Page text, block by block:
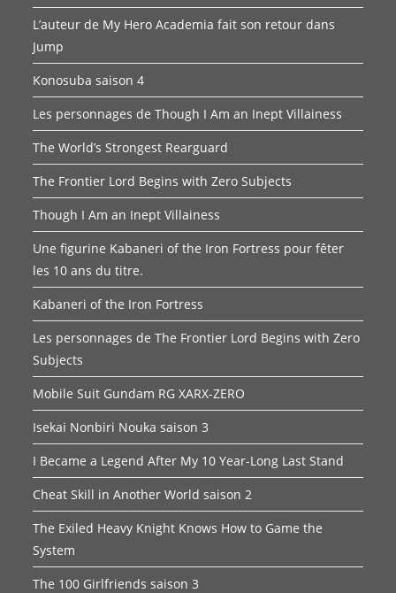
L’auteur de My Hero Academia fait son retour dans
Jump
Konosuba saison 4
Les personnages de Though I Am an Inept Villainess
The World’s Strongest Rearguard
The Frontier Lord Begins with Zero Subjects
Though I Am an Inept Villainess
Une figurine Kabaneri of the Iron Fortress pour fêter
les 10 ans du titre.
Kabaneri of the Iron Fortress
Les personnages de The Frontier Lord Begins with Zero
Subjects
Mobile Suit Gundam RG XARX-ZERO
Isekai Nonbiri Nouka saison 3
I Became a Legend After My 10 Year-Long Last Stand
Cheat Skill in Another World saison 2
The Exiled Heavy Knight Knows How to Game the
System
The 100 Girlfriends saison 3